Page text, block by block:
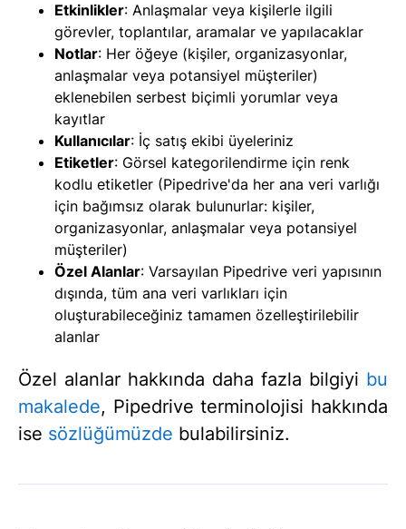
Etkinlikler: Anlaşmalar veya kişilerle ilgili
görevler, toplantılar, aramalar ve yapılacaklar
Notlar: Her öğeye (kişiler, organizasyonlar,
anlaşmalar veya potansiyel müşteriler)
eklenebilen serbest biçimli yorumlar veya
kayıtlar
Kullanıcılar: İç satış ekibi üyeleriniz
Etiketler: Görsel kategorilendirme için renk
kodlu etiketler (Pipedrive'da her ana veri varlığı
için bağımsız olarak bulunurlar: kişiler,
organizasyonlar, anlaşmalar veya potansiyel
müşteriler)
Özel Alanlar: Varsayılan Pipedrive veri yapısının
dışında, tüm ana veri varlıkları için
oluşturabileceğiniz tamamen özelleştirilebilir
alanlar
Özel alanlar hakkında daha fazla bilgiyi bu
makalede, Pipedrive terminolojisi hakkında
ise sözlüğümüzde bulabilirsiniz.